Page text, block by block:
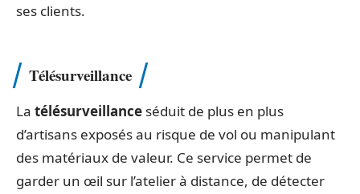
ses clients.
Télésurveillance
La télésurveillance séduit de plus en plus
d’artisans exposés au risque de vol ou manipulant
des matériaux de valeur. Ce service permet de
garder un œil sur l’atelier à distance, de détecter